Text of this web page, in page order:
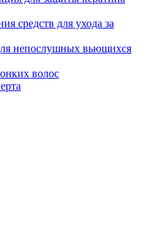
средств для ухода за
непослушных вьющихся
волос